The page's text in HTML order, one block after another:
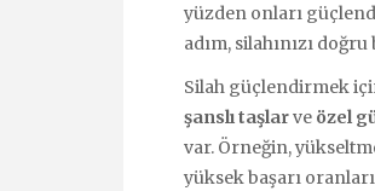
yüzden onları
adım, silahınızı
Silah güçlendirmek
şanslı taşlarve özel
var. Örneğin,
yüksek başarı